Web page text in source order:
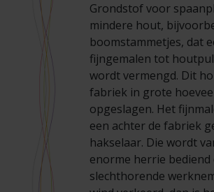
Diensten
Technische documentatie
Veelgestelde vragen
Prefab woning
Handelspartner
Rookwerend
Duurzaamheid
Brochures
Technische documentatie
Verkooppunten
Veelgestelde vragen
GND Garantiedeuren
Werken bij Berkvens
Grondstof voor
mindere hout,
boomstammetjes, dat
fijngemalen tot
wordt vermengd. Dit
fabriek in grote
opgeslagen. Het
een achter de fabriek
hakselaar. Die wordt
enorme herrie bediend
slechthorende